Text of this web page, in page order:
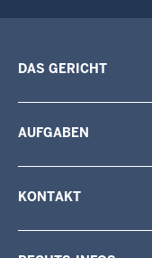
DAS GERICHT
AUFGABEN
KONTAKT